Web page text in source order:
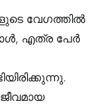
വേഗത്തില്‍
എത്ര പേര്‍